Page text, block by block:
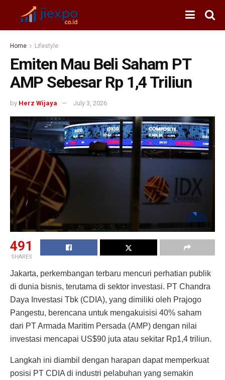
Home Lifestyle
Emiten Mau Beli Saham PT
AMP Sebesar Rp 1,4 Triliun
by Herz Wijaya July 3, 2026
491
SHARES
Jakarta, perkembangan terbaru mencuri perhatian publik
di dunia bisnis, terutama di sektor investasi. PT Chandra
Daya Investasi Tbk (CDIA), yang dimiliki oleh Prajogo
Pangestu, berencana untuk mengakuisisi 40% saham
dari PT Armada Maritim Persada (AMP) dengan nilai
investasi mencapai US$90 juta atau sekitar Rp1,4 triliun.
Langkah ini diambil dengan harapan dapat memperkuat
posisi PT CDIA di industri pelabuhan yang semakin